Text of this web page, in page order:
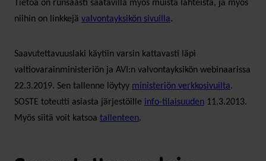
Tietoa on runsaasti saatavilla myös muista lähteistä, ja myös
niihin on linkkejä valvontayksikön sivuilla.
Saavutettavuuslaki käytiin varsin kattavasti läpi
valtiovarainministeriön ja AVI:n valvontayksikön webinaarissa
22.3.2019. Sen tallenne löytyy ministeriön verkkosivuilta.
SOSTE toteutti asiasta järjestöille info-tilaisuuden 11.3.2013.
Myös siitä voit katsoa tallenteen.